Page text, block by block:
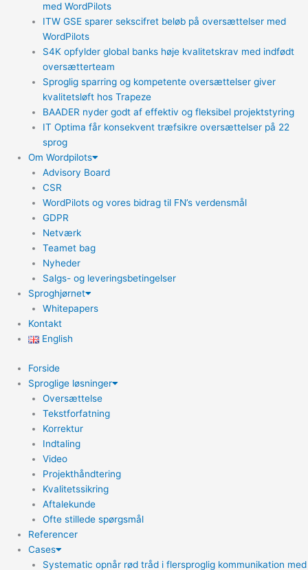
med WordPilots
ITW GSE sparer sekscifret beløb på oversættelser med
WordPilots
S4K opfylder global banks høje kvalitetskrav med indfødt
oversætterteam
Sproglig sparring og kompetente oversættelser giver
kvalitetsløft hos Trapeze
BAADER nyder godt af effektiv og fleksibel projektstyring
IT Optima får konsekvent træfsikre oversættelser på 22
sprog
Om Wordpilots
Advisory Board
CSR
WordPilots og vores bidrag til FN’s verdensmål
GDPR
Netværk
Teamet bag
Nyheder
Salgs- og leveringsbetingelser
Sproghjørnet
Whitepapers
Kontakt
English
Forside
Sproglige løsninger
Oversættelse
Tekstforfatning
Korrektur
Indtaling
Video
Projekthåndtering
Kvalitetssikring
Aftalekunde
Ofte stillede spørgsmål
Referencer
Cases
Systematic opnår rød tråd i flersproglig kommunikation med